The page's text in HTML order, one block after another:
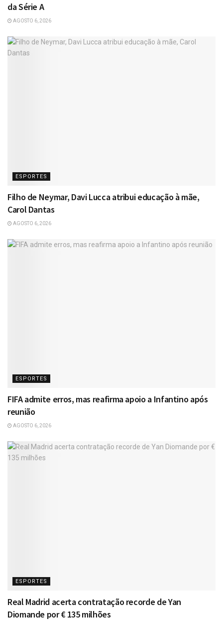
da Série A
AGOSTO 6, 2026
ESPORTES
Filho de Neymar, Davi Lucca atribui educação à mãe,
Carol Dantas
AGOSTO 6, 2026
ESPORTES
FIFA admite erros, mas reafirma apoio a Infantino após
reunião
AGOSTO 6, 2026
ESPORTES
Real Madrid acerta contratação recorde de Yan
Diomande por € 135 milhões